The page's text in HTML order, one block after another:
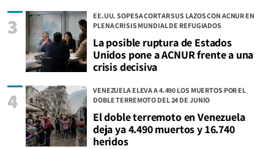
EE.UU. SOPESA CORTAR SUS LAZOS CON ACNUR EN
PLENA CRISIS MUNDIAL DE REFUGIADOS
La posible ruptura de Estados
Unidos pone a ACNUR frente a una
crisis decisiva
3
VENEZUELA ELEVA A 4.490 LOS MUERTOS POR EL
DOBLE TERREMOTO DEL 24 DE JUNIO
El doble terremoto en Venezuela
deja ya 4.490 muertos y 16.740
heridos
4